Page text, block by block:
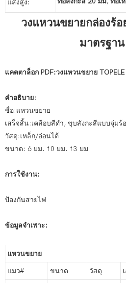
แสงสูง:
วงแหวนขยายกล่องร้
มาตรฐาน
แคตตาล็อก PDF:วงแหวนขยาย
คำอธิบาย:
ชื่อ:แหวนขยาย
เสร็จสิ้น:เคลือบสีดำ, ชุบสังกะสีแบบจุ่มร้
วัสดุ:เหล็ก/อ่อนได้
ขนาด: 6 มม. 10 มม. 13 มม
การใช้งาน:
ป้องกันสายไฟ
ข้อมูลจำเพาะ:
แหวนขยาย
แมว# ขนาด วัสดุ